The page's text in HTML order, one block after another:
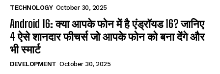
TECHNOLOGY October 30, 2025
Android 16: क्या आपके फोन में है एंड्रॉयड 16? जानिए
4 ऐसे शानदार फीचर्स जो आपके फोन को बना देंगे और
भी स्मार्ट
DEVELOPMENT October 30, 2025